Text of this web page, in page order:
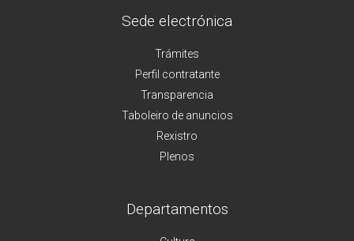
Sede electrónica
Trámites
Perfil contratante
Transparencia
Taboleiro de anuncios
Rexistro
Plenos
Departamentos